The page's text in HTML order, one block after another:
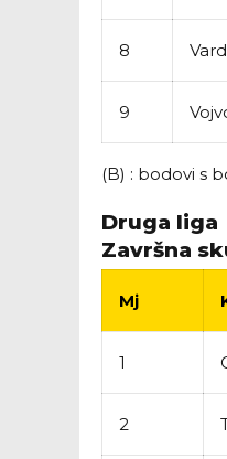
8
9
(B) : bodovi s
Druga liga
Završna
Mj
1
2